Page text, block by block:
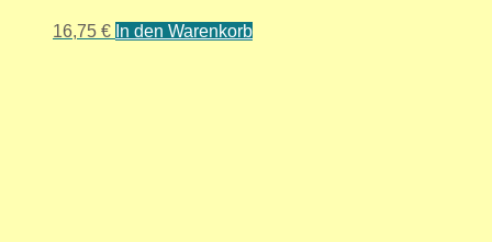
16,75 € In den Warenkorb